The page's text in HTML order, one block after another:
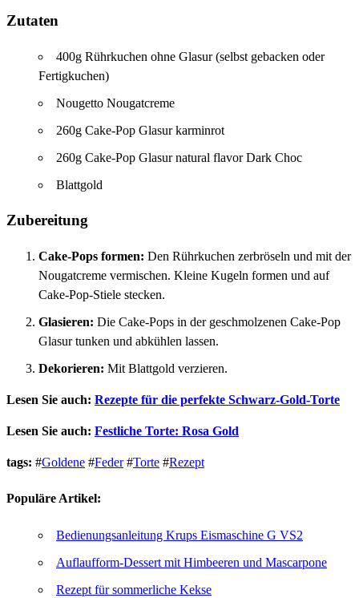
Zutaten
400g Rührkuchen ohne Glasur (selbst gebacken oder
Fertigkuchen)
Nougetto Nougatcreme
260g Cake-Pop Glasur karminrot
260g Cake-Pop Glasur natural flavor Dark Choc
Blattgold
Zubereitung
Cake-Pops formen: Den Rührkuchen zerbröseln und mit der
Nougatcreme vermischen. Kleine Kugeln formen und auf
Cake-Pop-Stiele stecken.
Glasieren: Die Cake-Pops in der geschmolzenen Cake-Pop
Glasur tunken und abkühlen lassen.
Dekorieren: Mit Blattgold verzieren.
Lesen Sie auch: Rezepte für die perfekte Schwarz-Gold-Torte
Lesen Sie auch: Festliche Torte: Rosa Gold
tags: #Goldene #Feder#Torte #Rezept
Populäre Artikel:
Bedienungsanleitung Krups Eismaschine G VS2
Auflaufform-Dessert mit Himbeeren und Mascarpone
Rezept für sommerliche Kekse